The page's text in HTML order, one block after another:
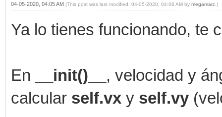
04-05-2020, 04:05 AM (This post was last modified: 04-05-2020, 04:08 AM by megamarc .)
Ya lo tienes funcionando, te
En __init()__ , velocidad y
calcular self.vx y self.vy